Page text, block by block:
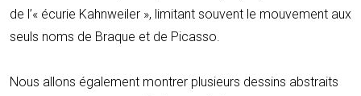
de l’« écurie Kahnweiler », limitant souvent le mouvement aux
seuls noms de Braque et de Picasso.
Nous allons également montrer plusieurs dessins abstraits